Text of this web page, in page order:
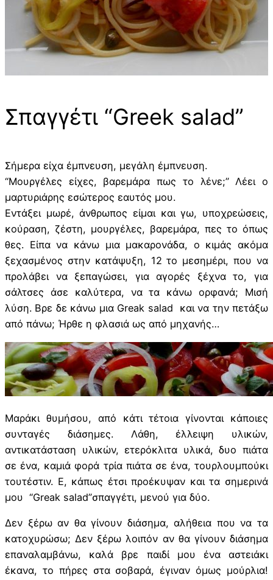
Σπαγγέτι “Greek salad”
Σήμερα είχα έμπνευση, μεγάλη έμπνευση.
“Μουργέλες είχες, βαρεμάρα πως το λένε;” Λέει ο
μαρτυριάρης εσώτερος εαυτός μου.
Εντάξει μωρέ, άνθρωπος είμαι και γω, υποχρεώσεις,
κούραση, ζέστη, μουργέλες, βαρεμάρα, πες το όπως
θες. Είπα να κάνω μια μακαρονάδα, ο κιμάς ακόμα
ξεχασμένος στην κατάψυξη, 12 το μεσημέρι, που να
προλάβει να ξεπαγώσει, για αγορές ξέχνα το, για
σάλτσες άσε καλύτερα, να τα κάνω ορφανά; Μισή
λύση. Βρε δε κάνω μια Greak salad και να την πετάξω
από πάνω; Ήρθε η φλασιά ως από μηχανής…
Μαράκι θυμήσου, από κάτι τέτοια γίνονται κάποιες
συνταγές διάσημες. Λάθη, έλλειψη υλικών,
αντικατάσταση υλικών, ετερόκλιτα υλικά, δυο πιάτα
σε ένα, καμιά φορά τρία πιάτα σε ένα, τουρλουμπούκι
τουτέστιν. Ε, κάπως έτσι προέκυψαν και τα σημερινά
μου “Greak salad”σπαγγέτι, μενού για δύο.
Δεν ξέρω αν θα γίνουν διάσημα, αλήθεια που να τα
κατοχυρώσω; Δεν ξέρω λοιπόν αν θα γίνουν διάσημα
επαναλαμβάνω, καλά βρε παιδί μου ένα αστειάκι
έκανα, το πήρες στα σοβαρά, έγιναν όμως μούρλια!